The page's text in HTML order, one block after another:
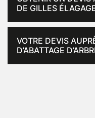
DE GILLES
VOTRE DEVIS
D’ABATTAGE